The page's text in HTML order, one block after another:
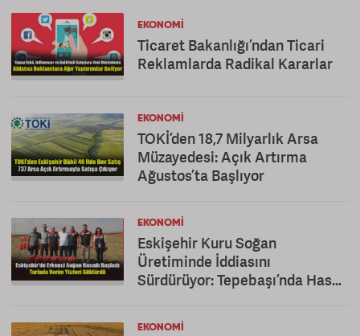
EKONOMI
Ticaret Bakanlığı’ndan Ticari
Reklamlarda Radikal Kararlar
EKONOMI
TOKİ’den 18,7 Milyarlık Arsa
Müzayedesi: Açık Artırma
Ağustos’ta Başlıyor
EKONOMI
Eskişehir Kuru Soğan
Üretiminde İddiasını
Sürdürüyor: Tepebaşı’nda Hasat
EKONOMI